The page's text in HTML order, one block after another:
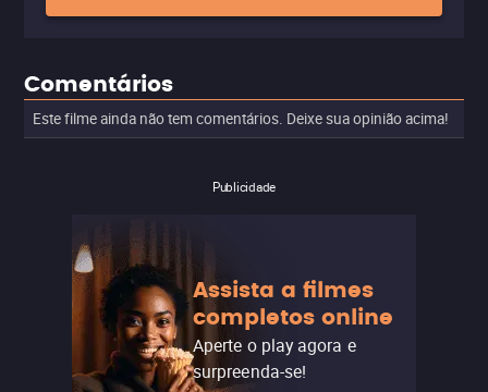
Comentários
Este filme ainda não tem comentários. Deixe sua opinião acima!
Publicidade
Assista a filmes
completos online
Aperte o play agora e
surpreenda-se!